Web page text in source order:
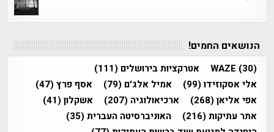
הנושאים החמים!
WAZE (30) אטרקציות בירושלים (111)
אלי אסקוזידו(99) אמיל אלג'ם (79) אסף פרץ(47)
אפי אליאן(268) ארכיאולוגיה (207) אשקלון(41)
אתר עתיקות(216) האוניברסיטה העברית(35)